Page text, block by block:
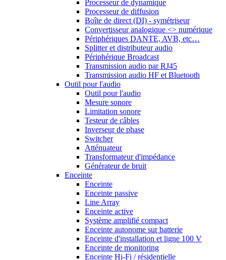
Processeur de dynamique
Processeur de diffusion
Boîte de direct (DI) - symétriseur
Convertisseur analogique <> numérique
Périphériques DANTE, AVB, etc…
Splitter et distributeur audio
Périphérique Broadcast
Transmission audio par RJ45
Transmission audio HF et Bluetooth
Outil pour l'audio
Outil pour l'audio
Mesure sonore
Limitation sonore
Testeur de câbles
Inverseur de phase
Switcher
Atténuateur
Transformateur d'impédance
Générateur de bruit
Enceinte
Enceinte
Enceinte passive
Line Array
Enceinte active
Système amplifié compact
Enceinte autonome sur batterie
Enceinte d'installation et ligne 100 V
Enceinte de monitoring
Enceinte Hi-Fi / résidentielle